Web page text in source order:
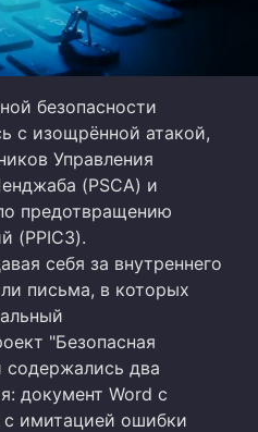
безопасности
с изощрённой атакой,
Управления
(PSCA) и
предотвращению
(PPIC3).
себя за внутреннего
письма, в которых
"Безопасная
два
документ Word с
имитацией ошибки